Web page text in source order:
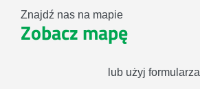
Znajdź nas na mapie
Zobacz mapę
lub użyj formularza